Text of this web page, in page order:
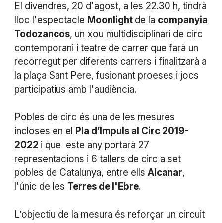
El divendres, 20 d'agost, a les 22.30 h, tindrà
lloc l'espectacle Moonlight de la companyia
Todozancos, un xou multidisciplinari de circ
contemporani i teatre de carrer que farà un
recorregut per diferents carrers i finalitzarà a
la plaça Sant Pere, fusionant proeses i jocs
participatius amb l'audiència.
Pobles de circ és una de les mesures
incloses en el Pla d’Impuls al Circ 2019-
2022 i que este any portarà 27
representacions i 6 tallers de circ a set
pobles de Catalunya, entre ells Alcanar,
l'únic de les Terres de l'Ebre.
L’objectiu de la mesura és reforçar un circuit